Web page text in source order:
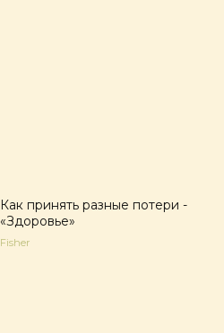
Как принять разные потери -
«Здоровье»
Fisher